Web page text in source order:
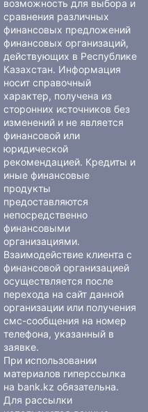
возможность для выбора и
сравнения различных
финансовых предложений
финансовых организаций,
действующих в Республике
Казахстан. Информация
носит справочный
характер, получена из
сторонних источников без
изменений и не является
финансовой или
юридической
рекомендацией. Кредиты и
иные финансовые
продукты
предоставляются
непосредственно
финансовыми
организациями.
Взаимодействие клиента с
финансовой организацией
осуществляется после
перехода на сайт данной
организации или получения
смс-сообщения на номер
телефона, указанный в
заявке.
При использовании
материалов гиперссылка
на bank.kz обязательна.
Для рассылки